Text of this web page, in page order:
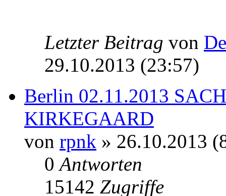
Letzter Beitrag von
29.10.2013 (23:57)
Berlin 02.11.2013
KIRKEGAARD
von rpnk » 26.10.2013
0Antworten
15142 Zugriffe